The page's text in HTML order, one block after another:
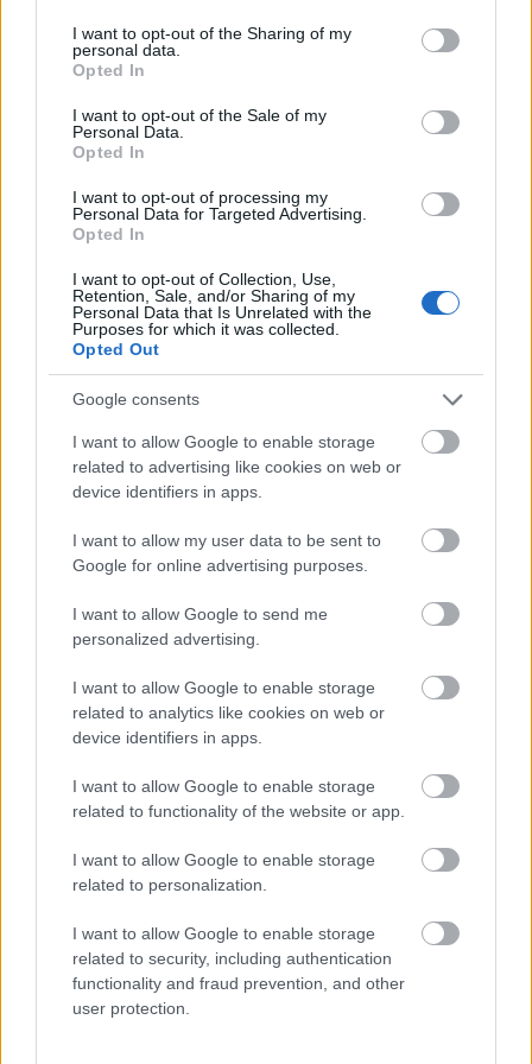
not limited to your visit or usage behaviour. You may click to
grant or deny consent to Google and its third-party tags to
use your data for below specified purposes in below Google
consent section.
I want to opt-out of the Sharing of my
personal data.
Opted In
I want to opt-out of the Sale of my
Personal Data.
Opted In
I want to opt-out of processing my
Personal Data for Targeted Advertising.
Opted In
I want to opt-out of Collection, Use,
Retention, Sale, and/or Sharing of my
Personal Data that Is Unrelated with the
Purposes for which it was collected.
Opted Out
Google consents
I want to allow Google to enable storage
related to advertising like cookies on web or
device identifiers in apps.
I want to allow my user data to be sent to
Google for online advertising purposes.
I want to allow Google to send me
personalized advertising.
I want to allow Google to enable storage
related to analytics like cookies on web or
device identifiers in apps.
I want to allow Google to enable storage
related to functionality of the website or app.
I want to allow Google to enable storage
related to personalization.
I want to allow Google to enable storage
related to security, including authentication
functionality and fraud prevention, and other
user protection.
FIS tidligere visegeneralsekretær Niklas Carlsson
forteller at videre utestengelse ikke vil bli
diskutert på kommende styremøte i FIS Council,
som holdes i slutten av september.
– Det skal ikke behandles da. Der kan det ikke skje
noe med det spørsmålet. Det blir i så fall på det
Og når er det?
– Datoen er ikke spikret ennå, men trolig kommer
det til å bli et møte i slutten av oktober.
Og der vil Russland-saken bli behandlet?
– Det er vel et stående punkt (på agendaen), kan
man vel si.
Les også:IOC åpner for Bolshunov & Co neste
Meld deg på vårt nyhetsbrev
MEST LEST